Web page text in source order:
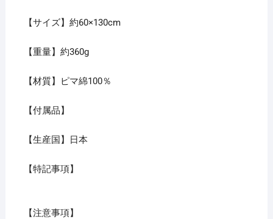
【サイズ】約60×130cm
【重量】約360g
【材質】ピマ綿100％
【付属品】
【生産国】日本
【特記事項】
【注意事項】